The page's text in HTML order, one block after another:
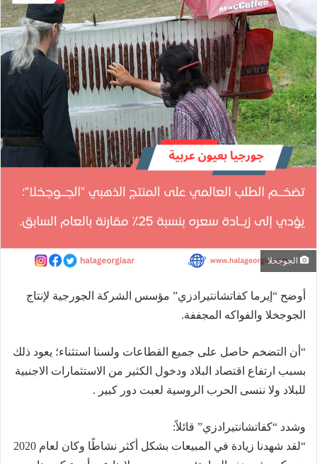
الجوجخلا
أوضح “إيرما كفاتشانتيرادزي” مؤسس الشركة الجورجية لإنتاج
الجوجخلا والفواكه المجففة.
“أن التضخم حاصل على جميع القطاعات ولسنا استثناء؛ يعود ذلك
بسبب ارتفاع اقتصاد البلاد ودخول الكثير من الاستثمارات الاجنبية
للبلاد ولا ننسى الحرب الروسية لعبت دور كبير .
وشدد “كفاتشانتيرادزي” قائلاً:
“لقد شهدنا زيادة في المبيعات بشكل أكثر نشاطًا وكان لعام 2020